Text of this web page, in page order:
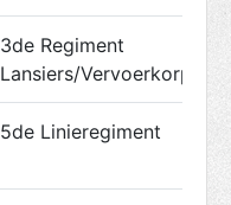
3de Regiment
Lansiers/Vervoerkorps
5de Linieregiment